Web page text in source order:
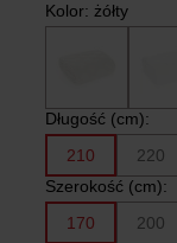
Kolor: żółty
Długość (cm):
210
220
Szerokość (cm):
170
200